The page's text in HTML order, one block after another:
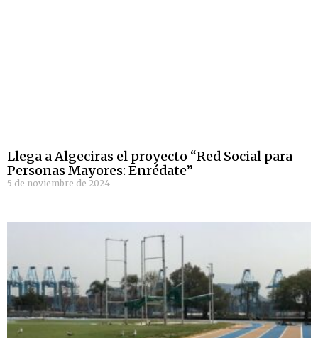
Llega a Algeciras el proyecto “Red Social para
Personas Mayores: Enrédate”
5 de noviembre de 2024